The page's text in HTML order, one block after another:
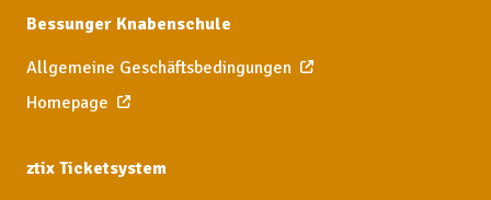
Bessunger Knabenschule
Allgemeine Geschäftsbedingungen
Homepage
ztix Ticketsystem